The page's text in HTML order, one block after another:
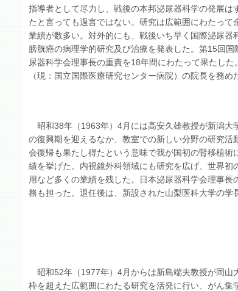
指導者として尽力し、戦後の本邦泌尿器科学の発展は
たと言っても過言ではない。研究は広範囲にわたって
業績が数多い。対外的にも、戦後いち早く国際泌尿器
膀胱癌の病理学的研究及び治療を発表した。第15回
尿器科学会理事長の重責を18年間にわたって果たし
（現：国立国際医療研究センター病院）の院長を務め
昭和38年（1963年）4月には高安久雄教授が新潟大
の復興期を迎えるなか、教室での新しい分野の研究活
会復帰も果たし得たという意味で我が国初の腎移植術
績を挙げた。内視鏡外科領域にも研究を広げ、世界初
用など多くの業績を残した。日本泌尿器科学会理事
務も担った。退任後は、新設された山梨医科大学の学
昭和52年（1977年）4月からは新島端夫教授が岡山
枠を超えた広範囲にわたる研究を活発に行い、がん集